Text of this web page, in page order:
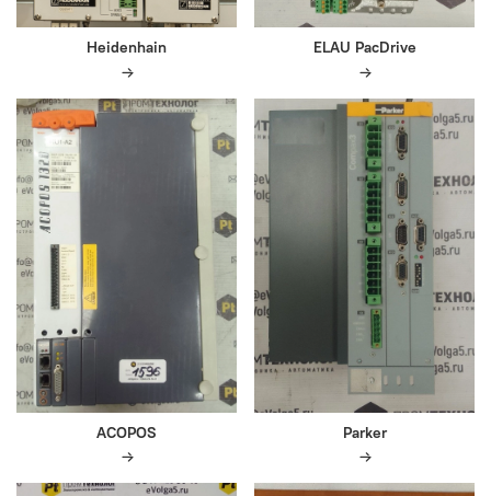
Heidenhain ELAU PacDrive
ACOPOS Parker